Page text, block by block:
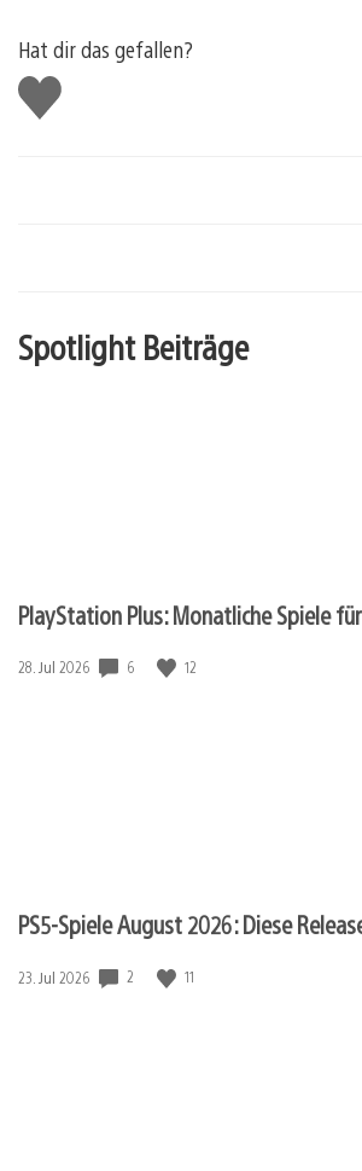
Hat dir das gefallen?
Gefällt
mir
Spotlight Beiträge
PlayStation Plus: Monatliche Spiele
Veröffentlichungsdatum:
28. Jul 2026 6 12
PS5-Spiele August 2026: Diese
Veröffentlichungsdatum:
23. Jul 2026 2 11